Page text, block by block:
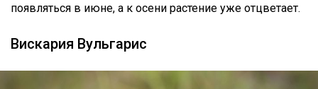
появляться в июне, а к осени растение уже отцветает.
Вискария Вульгарис